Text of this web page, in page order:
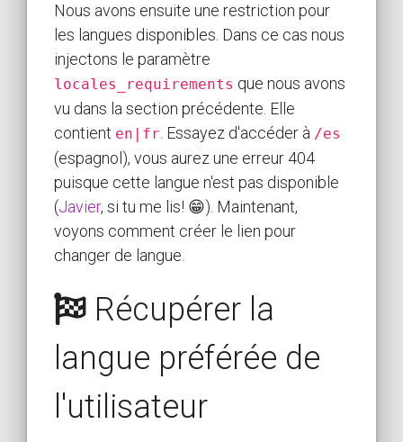
Nous avons ensuite une restriction pour
les langues disponibles. Dans ce cas nous
injectons le paramètre
locales_requirements que nous avons
vu dans la section précédente. Elle
contient en|fr . Essayez d'accéder à /es
(espagnol), vous aurez une erreur 404
puisque cette langue n'est pas disponible
(Javier, si tu me lis! 😁). Maintenant,
voyons comment créer le lien pour
changer de langue.
Récupérer la
langue préférée de
l'utilisateur